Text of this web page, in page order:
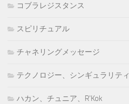
コブラレジスタンス
スピリチュアル
チャネリングメッセージ
テクノロジー、シンギュラリティ
ハカン、チュニア、R'Kok